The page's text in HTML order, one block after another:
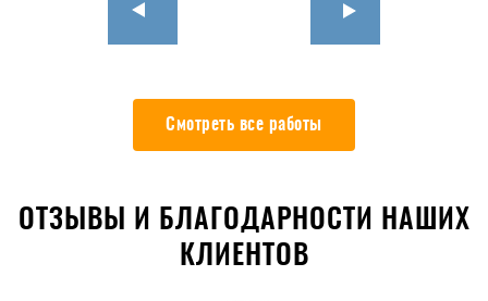
Смотреть все работы
ОТЗЫВЫ И БЛАГОДАРНОСТИ НАШИХ
КЛИЕНТОВ